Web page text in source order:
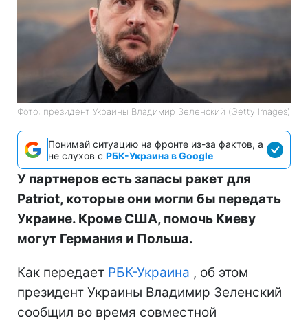
Фото: президент Украины Владимир Зеленский (Getty Images)
Понимай ситуацию на фронте из-за фактов, а
не слухов с РБК-Украина в Google
У партнеров есть запасы ракет для
Patriot, которые они могли бы передать
Украине. Кроме США, помочь Киеву
могут Германия и Польша.
Как передает РБК-Украина , об этом
президент Украины Владимир Зеленский
сообщил во время совместной